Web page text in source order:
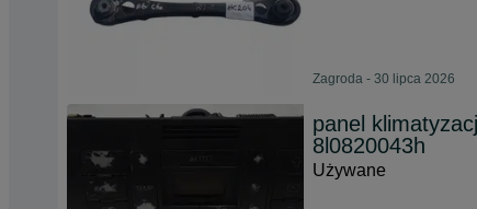
Zagroda - 30 lipca 2026
panel
8l0820043h
Używane